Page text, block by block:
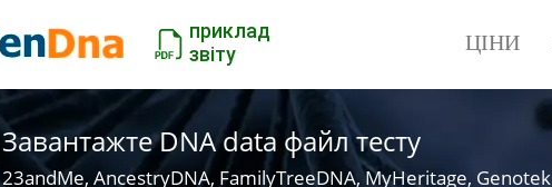
приклад
звіту
ЦІНИ
Завантажте DNA data файл тесту
23andMe, AncestryDNA, FamilyTreeDNA, MyHeritage, Genotek